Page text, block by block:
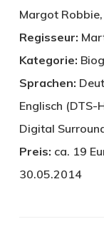
Margot
Regisseur:
Kategorie:
Sprachen:
Englisch (DTS-
Digital
Preis: ca. 19
30.05.2014